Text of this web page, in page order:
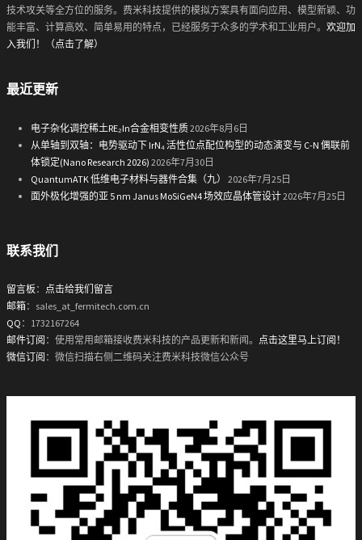
技术攻关等全方位的服务。费米科技提供的模拟方案具有面向应用、模型新颖、功
能丰富、计算高效、简单易用的特点，已经服务于众多的学术和工业用户。 欢迎加
入我们！（点击了解）
最近更新
电子杂化调控稀土RE₂In合金相变性质2026年8月6日
从单轴到双轴：电势驱动下 IrN₄ 活性位点配位构型的动态演变与 C-N 偶联前
体锁定(Nano Research 2026) 2026年7月30日
QuantumATK 低维电子材料与器件合集（九）
2026年7月25日
面外极化增强的亚 5 nm Janus MoSiGeN4 场效应晶体管设计2026年7月25日
联系我们
留言板 ： 点击给我们留言
邮箱：sales_at_fermitech.com.cn
QQ ：1732167264
邮件订阅 ：使用常用邮箱接收费米科技的产品更新和新闻。 点击这里马上订阅！
微信订阅 ：微信扫描右侧二维码关注费米科技微信公众号